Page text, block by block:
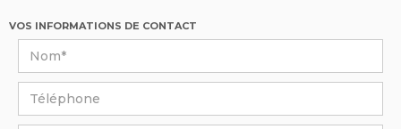
VOS INFORMATIONS DE CONTACT